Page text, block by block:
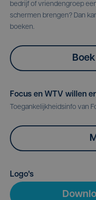
bedrijf of vriendengroep
schermen brengen? Dan
boeken.
Focus en WTV willen
Toegankelijkheidsinfo van
Logo's